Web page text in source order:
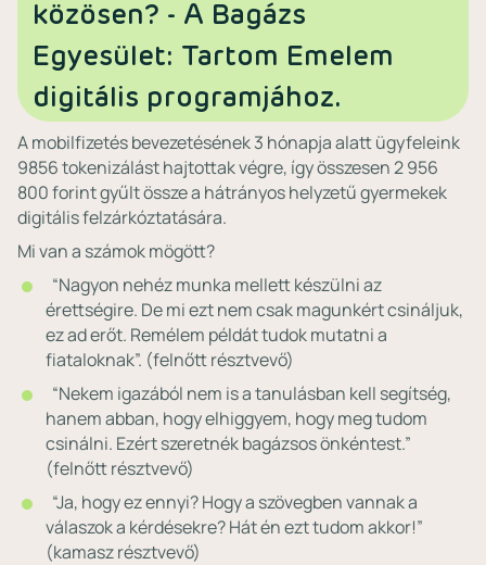
közösen? - A Bagázs
Egyesület: Tartom Emelem
digitális programjához.⁣
A mobilfizetés bevezetésének 3 hónapja alatt ügyfeleink
9856 tokenizálást hajtottak végre, így összesen 2 956
800 forint gyűlt össze a hátrányos helyzetű gyermekek
digitális felzárkóztatására.
Mi van a számok mögött?
“Nagyon nehéz munka mellett készülni az
érettségire. De mi ezt nem csak magunkért csináljuk,
ez ad erőt. Remélem példát tudok mutatni a
fiataloknak”. (felnőtt résztvevő)
“Nekem igazából nem is a tanulásban kell segítség,
hanem abban, hogy elhiggyem, hogy meg tudom
csinálni. Ezért szeretnék bagázsos önkéntest.”
(felnőtt résztvevő)
“Ja, hogy ez ennyi? Hogy a szövegben vannak a
válaszok a kérdésekre? Hát én ezt tudom akkor!”
(kamasz résztvevő)